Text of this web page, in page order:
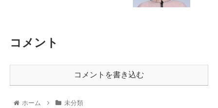
コメント
コメントを書き込む
ホーム 未分類